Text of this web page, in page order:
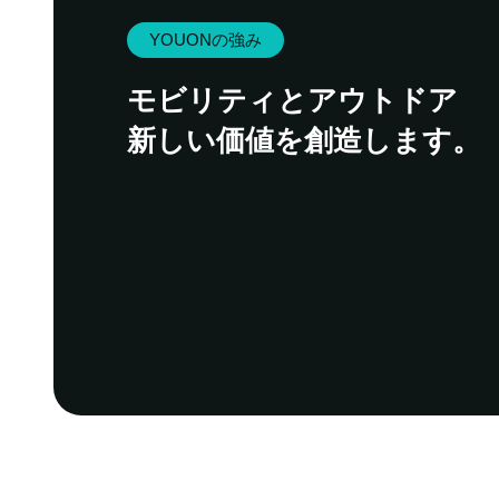
YOUONの強み
モビリティとアウトドア
新しい価値を創造します。